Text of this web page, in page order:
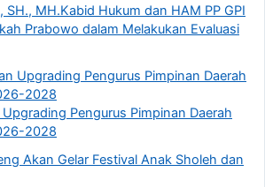
Kabid Hukum dan HAM PP GPI
Prabowo dalam Melakukan Evaluasi
Pengurus Pimpinan Daerah
2028